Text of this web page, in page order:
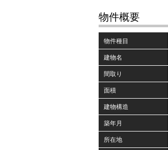
物件概要
物件種目
建物名
間取り
面積
建物構造
築年月
所在地